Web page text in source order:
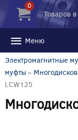
0
Товаров
Меню
Электромагнитные
муфты »
LCW125